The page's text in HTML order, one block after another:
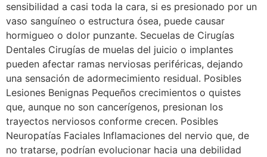
sensibilidad a casi toda la cara, si es presionado por un
vaso sanguíneo o estructura ósea, puede causar
hormigueo o dolor punzante. Secuelas de Cirugías
Dentales Cirugías de muelas del juicio o implantes
pueden afectar ramas nerviosas periféricas, dejando
una sensación de adormecimiento residual. Posibles
Lesiones Benignas Pequeños crecimientos o quistes
que, aunque no son cancerígenos, presionan los
trayectos nerviosos conforme crecen. Posibles
Neuropatías Faciales Inflamaciones del nervio que, de
no tratarse, podrían evolucionar hacia una debilidad